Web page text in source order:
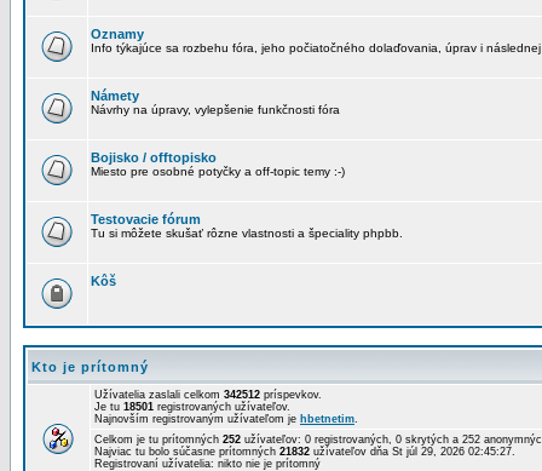
Oznamy
Info týkajúce sa rozbehu fóra, jeho počiatočného dolaďovania, úprav i
Námety
Návrhy na úpravy, vylepšenie funkčnosti fóra
Bojisko / offtopisko
Miesto pre osobné potyčky a off-topic temy :-)
Testovacie fórum
Tu si môžete skušať rôzne vlastnosti a špeciality phpbb.
Kôš
Kto je prítomný
Užívatelia zaslali celkom 342512 príspevkov.
Je tu 18501 registrovaných užívateľov.
Najnovším registrovaným užívateľom je hbetnetim.
Celkom je tu prítomných 252 užívateľov: 0 registrovaných, 0 skrytých a 252
Najviac tu bolo súčasne prítomných 21832 užívateľov dňa St júl 29, 2026 02:45:27.
Registrovaní užívatelia: nikto nie je prítomný